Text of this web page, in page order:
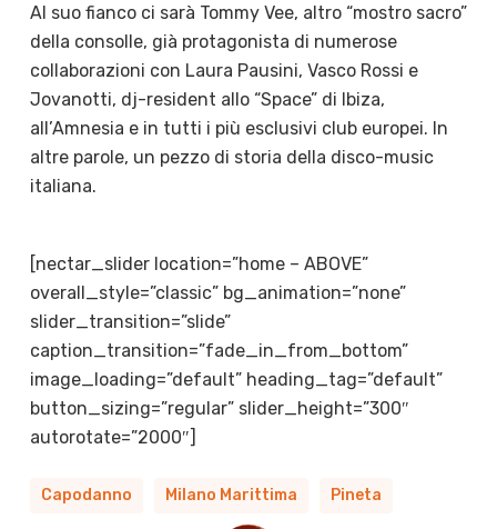
Al suo fianco ci sarà Tommy Vee, altro “mostro sacro”
della consolle, già protagonista di numerose
collaborazioni con Laura Pausini, Vasco Rossi e
Jovanotti, dj-resident allo “Space” di Ibiza,
all’Amnesia e in tutti i più esclusivi club europei. In
altre parole, un pezzo di storia della disco-music
italiana.
[nectar_slider location=”home – ABOVE”
overall_style=”classic” bg_animation=”none”
slider_transition=”slide”
caption_transition=”fade_in_from_bottom”
image_loading=”default” heading_tag=”default”
button_sizing=”regular” slider_height=”300″
autorotate=”2000″]
Capodanno Milano Marittima Pineta